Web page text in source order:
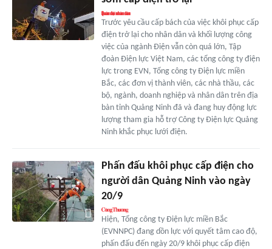
Trước yêu cầu cấp bách của việc khôi phục cấp
điện trở lại cho nhân dân và khối lượng công
việc của ngành Điện vẫn còn quá lớn, Tập
đoàn Điện lực Việt Nam, các tổng công ty điện
lực trong EVN, Tổng công ty Điện lực miền
Bắc, các đơn vị thành viên, các nhà thầu, các
bộ, ngành, doanh nghiệp và nhân dân trên địa
bàn tỉnh Quảng Ninh đã và đang huy động lực
lượng tham gia hỗ trợ Công ty Điện lực Quảng
Ninh khắc phục lưới điện.
Phấn đấu khôi phục cấp điện cho
người dân Quảng Ninh vào ngày
20/9
Hiện, Tổng công ty Điện lực miền Bắc
(EVNNPC) đang dồn lực với quyết tâm cao độ,
phấn đấu đến ngày 20/9 khôi phục cấp điện